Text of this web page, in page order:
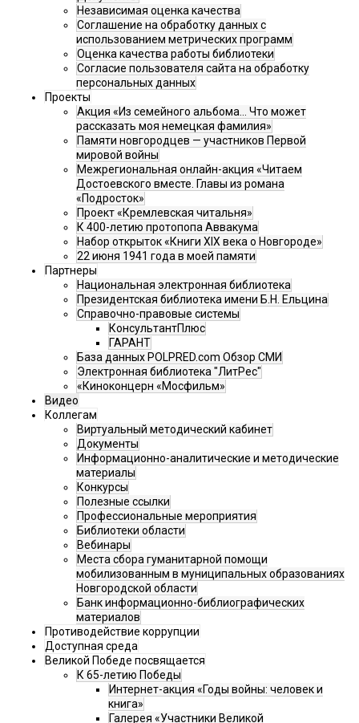
Независимая оценка качества
Соглашение на обработку данных с
использованием метрических программ
Оценка качества работы библиотеки
Согласие пользователя сайта на обработку
персональных данных
Проекты
Акция «Из семейного альбома... Что может
рассказать моя немецкая фамилия»
Памяти новгородцев — участников Первой
мировой войны
Межрегиональная онлайн-акция «Читаем
Достоевского вместе. Главы из романа
«Подросток»
Проект «Кремлевская читальня»
К 400-летию протопопа Аввакума
Набор открыток «Книги XIX века о Новгороде»
22 июня 1941 года в моей памяти
Партнеры
Национальная электронная библиотека
Президентская библиотека имени Б.Н. Ельцина
Справочно-правовые системы
КонсультантПлюс
ГАРАНТ
База данных POLPRED.com Обзор СМИ
Электронная библиотека "ЛитРес"
«Киноконцерн «Мосфильм»
Видео
Коллегам
Виртуальный методический кабинет
Документы
Информационно-аналитические и методические
материалы
Конкурсы
Полезные ссылки
Профессиональные мероприятия
Библиотеки области
Вебинары
Места сбора гуманитарной помощи
мобилизованным в муниципальных образованиях
Новгородской области
Банк информационно-библиографических
материалов
Противодействие коррупции
Доступная среда
Великой Победе посвящается
К 65-летию Победы
Интернет-акция «Годы войны: человек и
книга»
Галерея «Участники Великой